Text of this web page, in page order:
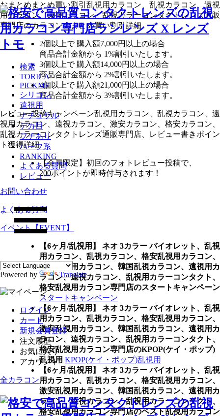
おまとめ まとめ買い割引 乱視用カラコン、乱視カラコン、遠視
用カラコン、遠視カラコン、乱視カラーコンタクトレンズ通販
専門店のカラコンのまとめ買い割引詳細
2個 以上で 購入額7,000円以上の場合
商品合計金額から 1%割引いたします。
3個 以上で 購入額14,000円以上の場合
商品合計金額から 2%割引いたします。
4個 以上で 購入額21,000円以上の場合
商品合計金額から 3%割引いたします。
レビュー投稿キャンペーン乱視用カラコン、乱視カラコン、遠
視用カラコン、遠視カラコン、激安カラコン、格安カラコン、
乱視カラーコンタクトレンズ通販専門店、レビュー書きポイン
ト獲得詳細
【会員限定】初回のフォトレビュー投稿で、
200ポイント が即時付与されます！
お問い合わせ
よくある質問
イベント【EVENT】
【6ヶ月/乱視用】 ネオ 3カラー バイオレット、乱視
用カラコン、乱視カラコン、格安乱視用カラコン、
激安乱視用カラコン、韓国乱視カラコン、遠視用カ
ラコン、遠視カラコン、乱視用カラーコンタクト、
格安乱視用カラコン専門店のスタートキャンペーン
スタートキャンペーン
【6ヶ月/乱視用】 ネオ 3カラー バイオレット、乱視
用カラコン、乱視カラコン、格安乱視用カラコン、
激安乱視用カラコン、韓国乱視カラコン、遠視用カ
ラコン、遠視カラコン、乱視用カラーコンタクト、
格安乱視用カラコン専門店のKPOP(ケイ・ポップ)
乱視用 KPOP(ケイ・ポップ)乱視用
【6ヶ月/乱視用】 ネオ 3カラー バイオレット、乱視
用カラコン、乱視カラコン、格安乱視用カラコン、
激安乱視用カラコン、韓国乱視カラコン、遠視用カ
ラコン、遠視カラコン、乱視用カラーコンタクト、
格安乱視用カラコン専門店のベスト乱視用カラコン
検索
TORICA
PICKME
シリコン
遠視用
ナチュラル
デカ目
フチあり
ハーフ系
RANKING
よくある質問
レビュー
Powered by Translate
ログイン
カート
新規会員登録
注文履歴
お気に入り
アカウント
全カラコン